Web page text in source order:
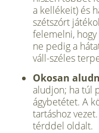
a kellékeit) és
szétszórt
felemelni,
ne pedig a
váll-széles
Okosan
aludjon; ha túl
ágybetétet. A
tartáshoz
térddel oldalt.